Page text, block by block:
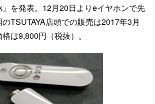
を発表。12月20日よりeイヤホンで先
TSUTAYA店頭での販売は2017年3月
は9,800円（税抜）。